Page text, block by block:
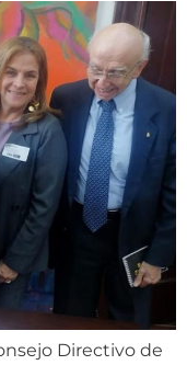
Directivo de